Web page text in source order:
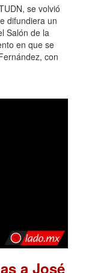
se volvió
difundiera un
Salón de la
en que se
con
a José